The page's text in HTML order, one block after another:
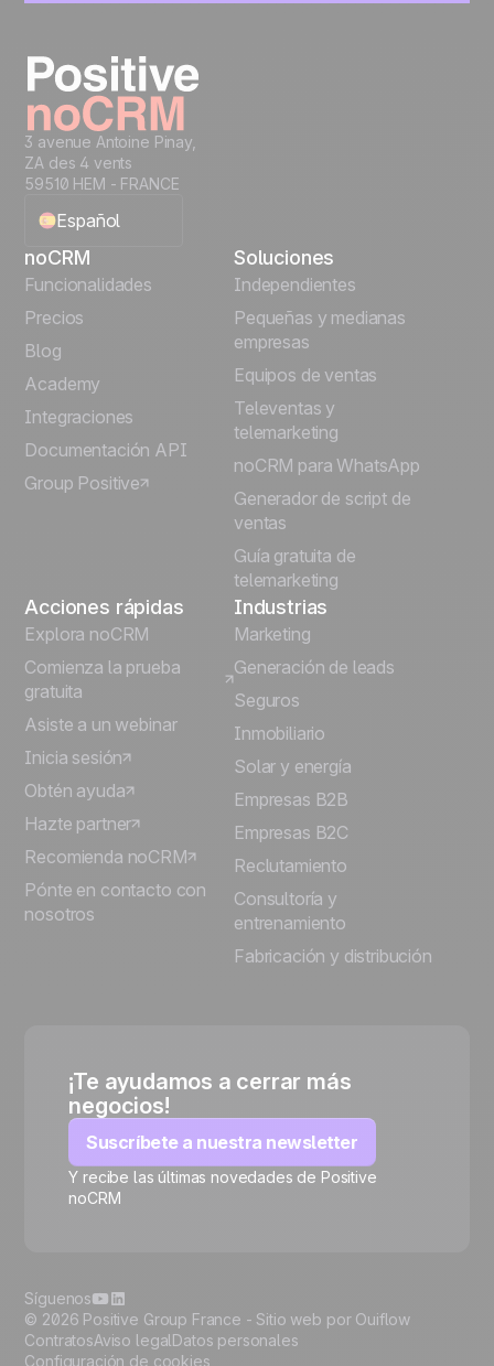
3 avenue Antoine Pinay,
ZA des 4 vents
59510 HEM - FRANCE
Español
English
Português
Italiano
Deutsch
noCRM
Funcionalidades
Precios
Blog
Academy
Integraciones
Documentación API
Group Positive
Soluciones
Independientes
Pequeñas y medianas
empresas
Equipos de ventas
Televentas y
telemarketing
noCRM para WhatsApp
Generador de script de
ventas
Guía gratuita de
telemarketing
Acciones rápidas
Explora noCRM
Comienza la prueba
gratuita
Asiste a un webinar
Inicia sesión
Obtén ayuda
Hazte partner
Recomienda noCRM
Pónte en contacto con
nosotros
Industrias
Marketing
Generación de leads
Seguros
Inmobiliario
Solar y energía
Empresas B2B
Empresas B2C
Reclutamiento
Consultoría y
entrenamiento
Fabricación y distribución
¡Te ayudamos a cerrar más
negocios!
Suscríbete a nuestra newsletter
Y recibe las últimas novedades de Positive
noCRM
© 2026 Positive Group France - Sitio web por Ouiflow
ContratosAviso legalDatos personales
Configuración de cookies
Síguenos